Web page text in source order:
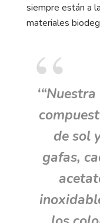
siempre están a
materiales
de sol
gafas,